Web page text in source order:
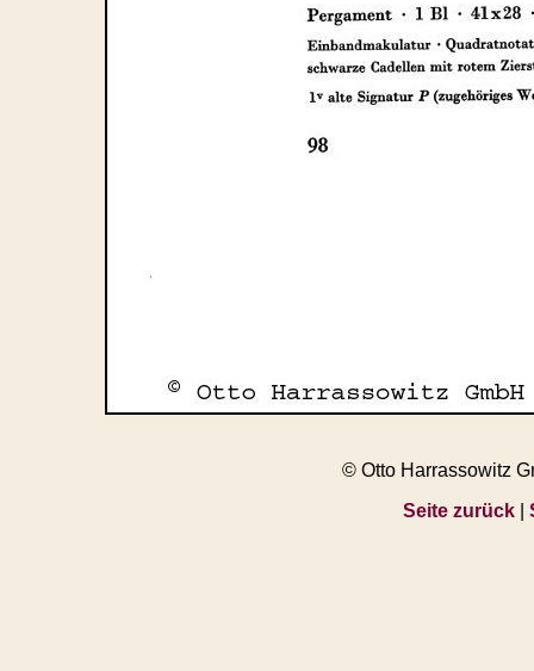
© Otto Harrassowitz
Seite zurück|